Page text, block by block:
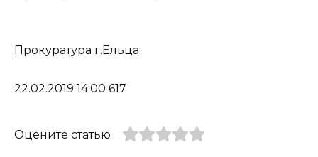
Прокуратура г.Ельца
22.02.2019 14:00 617
Оцените статью